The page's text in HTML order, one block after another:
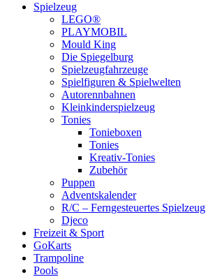
Spielzeug
LEGO®
PLAYMOBIL
Mould King
Die Spiegelburg
Spielzeugfahrzeuge
Spielfiguren & Spielwelten
Autorennbahnen
Kleinkinderspielzeug
Tonies
Tonieboxen
Tonies
Kreativ-Tonies
Zubehör
Puppen
Adventskalender
R/C – Ferngesteuertes Spielzeug
Djeco
Freizeit & Sport
GoKarts
Trampoline
Pools